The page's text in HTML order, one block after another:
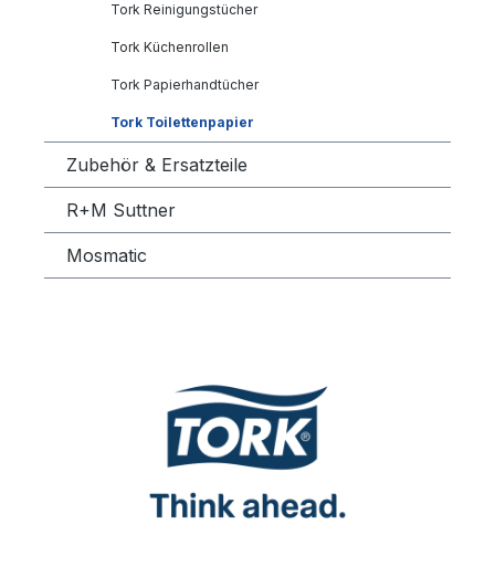
Tork Reinigungstücher
Tork Küchenrollen
Tork Papierhandtücher
Tork Toilettenpapier
Zubehör & Ersatzteile
R+M Suttner
Mosmatic